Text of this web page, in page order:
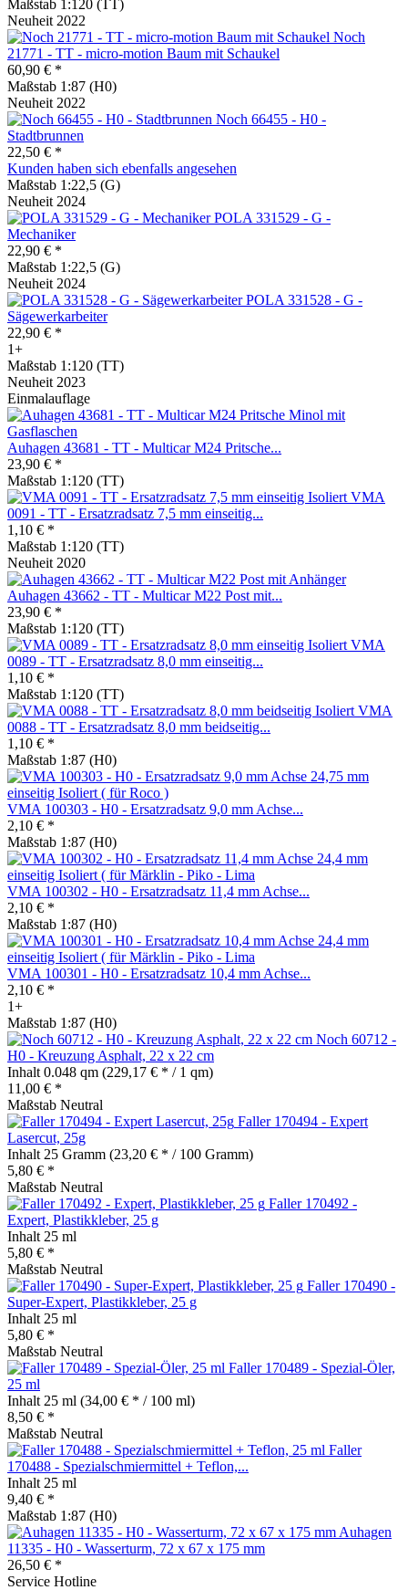
Maßstab 1:120 (TT)
Neuheit 2022
Noch
21771 - TT - micro-motion Baum mit Schaukel
60,90 € *
Maßstab 1:87 (H0)
Neuheit 2022
Noch 66455 - H0 -
Stadtbrunnen
22,50 € *
Kunden haben sich ebenfalls angesehen
Maßstab 1:22,5 (G)
Neuheit 2024
POLA 331529 - G -
Mechaniker
22,90 € *
Maßstab 1:22,5 (G)
Neuheit 2024
POLA 331528 - G -
Sägewerkarbeiter
22,90 € *
1+
Maßstab 1:120 (TT)
Neuheit 2023
Einmalauflage
Auhagen 43681 - TT - Multicar M24 Pritsche...
23,90 € *
Maßstab 1:120 (TT)
VMA
0091 - TT - Ersatzradsatz 7,5 mm einseitig...
1,10 € *
Maßstab 1:120 (TT)
Neuheit 2020
Auhagen 43662 - TT - Multicar M22 Post mit...
23,90 € *
Maßstab 1:120 (TT)
VMA
0089 - TT - Ersatzradsatz 8,0 mm einseitig...
1,10 € *
Maßstab 1:120 (TT)
VMA
0088 - TT - Ersatzradsatz 8,0 mm beidseitig...
1,10 € *
Maßstab 1:87 (H0)
VMA 100303 - H0 - Ersatzradsatz 9,0 mm Achse...
2,10 € *
Maßstab 1:87 (H0)
VMA 100302 - H0 - Ersatzradsatz 11,4 mm Achse...
2,10 € *
Maßstab 1:87 (H0)
VMA 100301 - H0 - Ersatzradsatz 10,4 mm Achse...
2,10 € *
1+
Maßstab 1:87 (H0)
Noch 60712 -
H0 - Kreuzung Asphalt, 22 x 22 cm
Inhalt 0.048 qm (229,17 € * / 1 qm)
11,00 € *
Maßstab Neutral
Faller 170494 - Expert
Lasercut, 25g
Inhalt 25 Gramm (23,20 € * / 100 Gramm)
5,80 € *
Maßstab Neutral
Faller 170492 -
Expert, Plastikkleber, 25 g
Inhalt 25 ml
5,80 € *
Maßstab Neutral
Faller 170490 -
Super-Expert, Plastikkleber, 25 g
Inhalt 25 ml
5,80 € *
Maßstab Neutral
Faller 170489 - Spezial-Öler,
25 ml
Inhalt 25 ml (34,00 € * / 100 ml)
8,50 € *
Maßstab Neutral
Faller
170488 - Spezialschmiermittel + Teflon,...
Inhalt 25 ml
9,40 € *
Maßstab 1:87 (H0)
Auhagen
11335 - H0 - Wasserturm, 72 x 67 x 175 mm
26,50 € *
Service Hotline